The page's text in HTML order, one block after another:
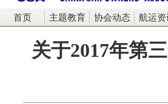
首页 主题教育 协会动态 航运资
关于2017年第